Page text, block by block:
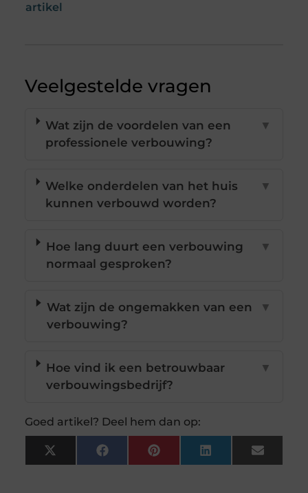
artikel
Veelgestelde vragen
Wat zijn de voordelen van een
professionele verbouwing?
▼
Welke onderdelen van het huis
kunnen verbouwd worden?
▼
Hoe lang duurt een verbouwing
normaal gesproken?
▼
Wat zijn de ongemakken van een
verbouwing?
▼
Hoe vind ik een betrouwbaar
verbouwingsbedrijf?
▼
Goed artikel? Deel hem dan op:
X
(Twitter)
FacebookPinterestLinkedInEmail